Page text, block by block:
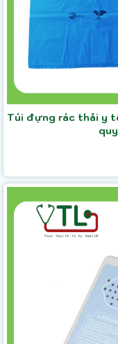
Túi đựng rác thải y tế MÀU XANH – An toàn, đúng